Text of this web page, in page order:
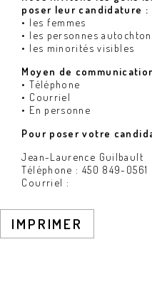
poser leur candidature :
• les femmes
• les personnes
• les minorités visibles
Moyen de
• Téléphone
• Courriel
• En personne
Pour poser votre
Jean-Laurence Guilbault
Téléphone : 450 849-0561
Courriel :
IMPRIMER